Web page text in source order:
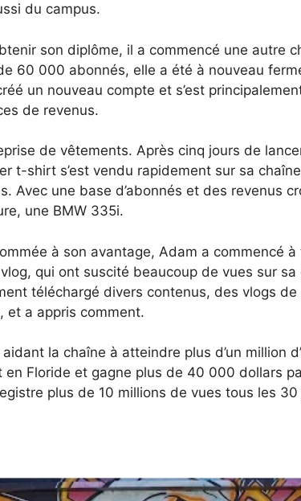
du campus.
son diplôme, il a commencé une autre
60 000 abonnés, elle a été à nouveau
un nouveau compte et s’est
de revenus.
de vêtements. Après cinq jours de
t-shirt s’est vendu rapidement sur sa
Avec une base d’abonnés et des revenus
une BMW 335i.
à son avantage, Adam a commencé
qui ont suscité beaucoup de vues sur sa
téléchargé divers contenus, des vlogs
et a appris comment.
la chaîne à atteindre plus d’un million
Floride et gagne plus de 40 000 dollars
plus de 10 millions de vues tous les 30